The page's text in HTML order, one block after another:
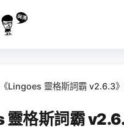
《Lingoes 靈格斯詞霸 v2.6.3
靈格斯詞霸